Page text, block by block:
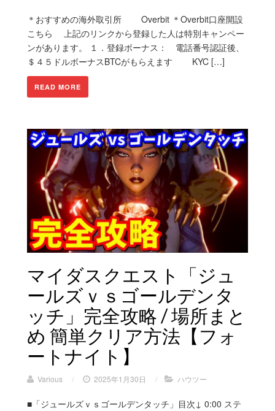
＊おすすめの海外取引所 Overbit ＊Overbit口座開設
こちら 上記のリンクから登録した人は特別キャンペー
ンがあります。 １．登録ボーナス： 電話番号認証後、
＄４５ドルボーナスBTCがもらえます KYC […]
READ MORE
マイダスクエスト「ジュ
ールズｖｓゴールデンタ
ッチ」完全攻略 / 場所まと
め 簡単クリア方法【フォ
ートナイト】
Various / 2025年1月30日 / ハウツー
■「ジュールズｖｓゴールデンタッチ」目次↓ 0:00 ステ